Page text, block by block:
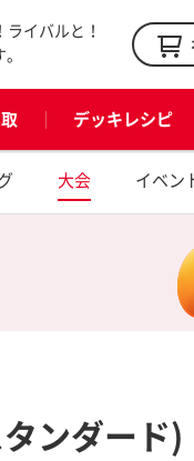
イバルと！
デッキレシピ
大会 イベン
ンダード)